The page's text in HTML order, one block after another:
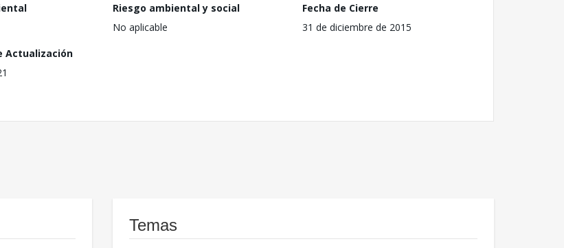
Riesgo ambiental y social
No aplicable
Fecha de Cierre
31 de diciembre de 2015
Actualización
Temas